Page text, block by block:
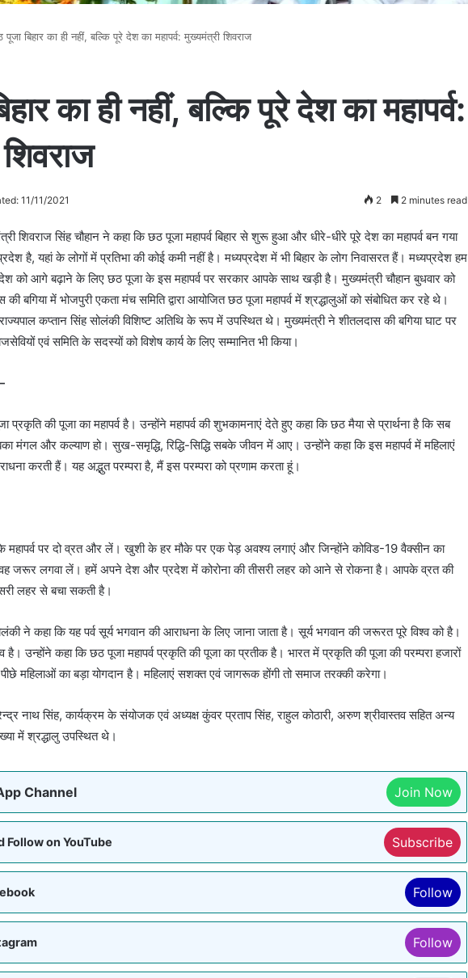
पूजा बिहार का ही नहीं, बल्कि पूरे देश का महापर्व: मुख्यमंत्री शिवराज
का ही नहीं, बल्कि पूरे देश का महापर्व:
11/11/2021 2 2 minutes read
शिवराज सिंह चौहान ने कहा कि छठ पूजा महापर्व बिहार से शुरू हुआ और धीरे-धीरे पूरे देश का महापर्व बन गया
है, यहां के लोगों में प्रतिभा की कोई कमी नहीं है। मध्यप्रदेश में भी बिहार के लोग निवासरत हैं। मध्यप्रदेश हम
को आगे बढ़ाने के लिए छठ पूजा के इस महापर्व पर सरकार आपके साथ खड़ी है। मुख्यमंत्री चौहान बुधवार को
की बगिया में भोजपुरी एकता मंच समिति द्वारा आयोजित छठ पूजा महापर्व में श्रद्धालुओं को संबोधित कर रहे थे।
राज्यपाल कप्तान सिंह सोलंकी विशिष्ट अतिथि के रूप में उपस्थित थे। मुख्यमंत्री ने शीतलदास की बगिया घाट पर
एवं समिति के सदस्यों को विशेष कार्य के लिए सम्मानित भी किया।
की पूजा का महापर्व है। उन्होंने महापर्व की शुभकामनाएं देते हुए कहा कि छठ मैया से प्रार्थना है कि सब
मंगल और कल्याण हो। सुख-समृद्धि, रिद्धि-सिद्धि सबके जीवन में आए। उन्होंने कहा कि इस महापर्व में महिलाएं
करती हैं। यह अद्भुत परम्परा है, मैं इस परम्परा को प्रणाम करता हूं।
महापर्व पर दो व्रत और लें। खुशी के हर मौके पर एक पेड़ अवश्य लगाएं और जिन्होंने कोविड-19 वैक्सीन का
वह जरूर लगवा लें। हमें अपने देश और प्रदेश में कोरोना की तीसरी लहर को आने से रोकना है। आपके व्रत की
लहर से बचा सकती है।
ने कहा कि यह पर्व सूर्य भगवान की आराधना के लिए जाना जाता है। सूर्य भगवान की जरूरत पूरे विश्व को है।
है। उन्होंने कहा कि छठ पूजा महापर्व प्रकृति की पूजा का प्रतीक है। भारत में प्रकृति की पूजा की परम्परा हजारों
महिलाओं का बड़ा योगदान है। महिलाएं सशक्त एवं जागरूक होंगी तो समाज तरक्की करेगा।
नाथ सिंह, कार्यक्रम के संयोजक एवं अध्यक्ष कुंवर प्रताप सिंह, राहुल कोठारी, अरुण श्रीवास्तव सहित अन्य
में श्रद्धालु उपस्थित थे।
Channel Join Now
Follow on YouTube Subscribe
Follow
Follow